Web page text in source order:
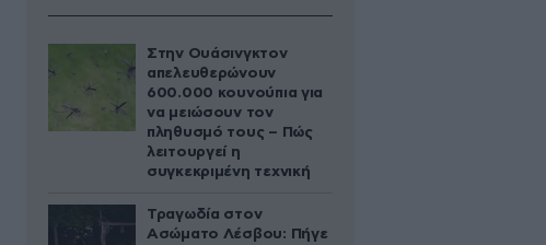
Στην Ουάσινγκτον
απελευθερώνουν
600.000 κουνούπια για
να μειώσουν τον
πληθυσμό τους – Πώς
λειτουργεί η
συγκεκριμένη τεχνική
Τραγωδία στον
Ασώματο Λέσβου: Πήγε